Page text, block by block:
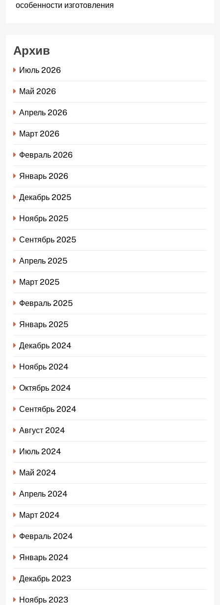
особенности изготовления
Архив
Июль 2026
Май 2026
Апрель 2026
Март 2026
Февраль 2026
Январь 2026
Декабрь 2025
Ноябрь 2025
Сентябрь 2025
Апрель 2025
Март 2025
Февраль 2025
Январь 2025
Декабрь 2024
Ноябрь 2024
Октябрь 2024
Сентябрь 2024
Август 2024
Июль 2024
Май 2024
Апрель 2024
Март 2024
Февраль 2024
Январь 2024
Декабрь 2023
Ноябрь 2023